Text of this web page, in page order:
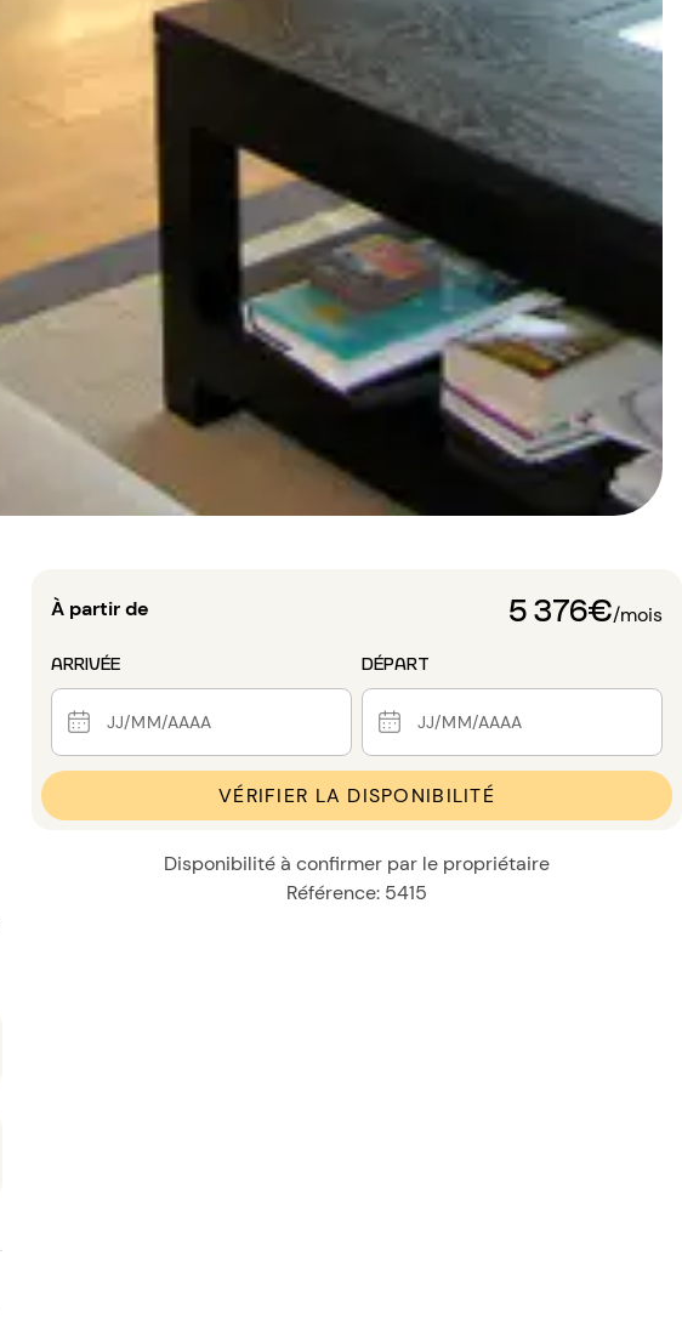
À partir de 5 376€/mois
ARRIVÉE DÉPART
VÉRIFIER LA DISPONIBILITÉ
Disponibilité à confirmer par le propriétaire
Référence: 5415